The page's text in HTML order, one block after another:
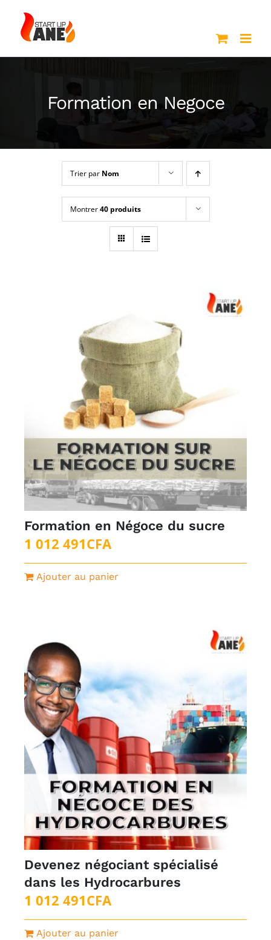
contenu
Formation en Negoce
Trier par Nom
Montrer40 produits
Formation en Négoce du sucre
1 012 491CFA
Ajouter au panier
Devenez négociant spécialisé
dans les Hydrocarbures
1 012 491CFA
Ajouter au panier